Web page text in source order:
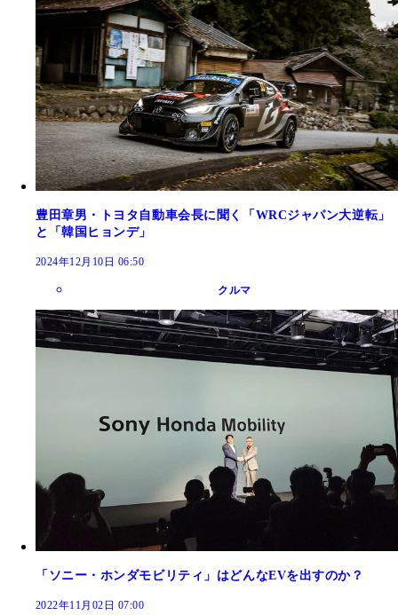
豊田章男・トヨタ自動車会長に聞く「WRCジャパン大逆転」
と「韓国ヒョンデ」
2024年12月10日 06:50
クルマ
「ソニー・ホンダモビリティ」はどんなEVを出すのか？
2022年11月02日 07:00